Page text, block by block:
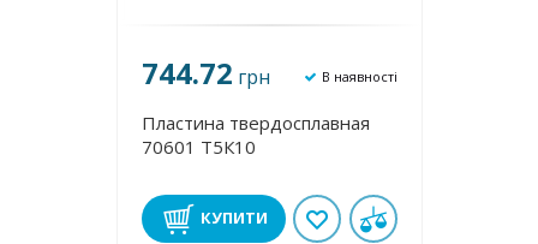
744.72 грн В наявності
Пластина твердосплавная
70601 Т5К10
КУПИТИ